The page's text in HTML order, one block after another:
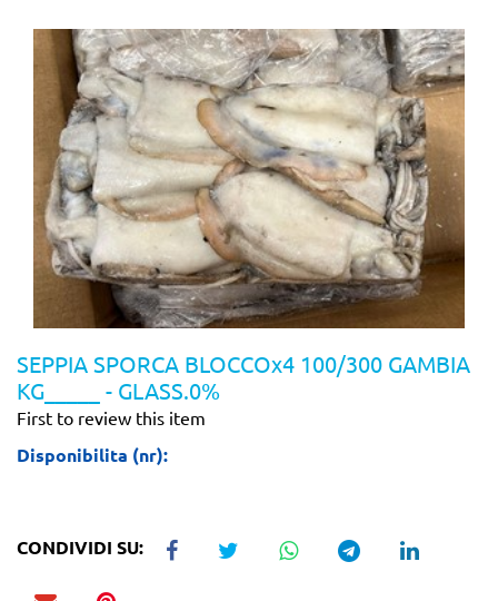
SEPPIA SPORCA BLOCCOx4 100/300 GAMBIA
KG_____ - GLASS.0%
First to review this item
Disponibilita (nr):
CONDIVIDI SU: